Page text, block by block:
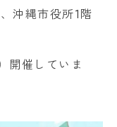
沖縄市役所1階
開催していま